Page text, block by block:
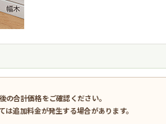
の合計価格をご確認ください。
追加料金が発生する場合があります。